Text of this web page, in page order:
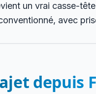
un vrai casse-
avec
depuis